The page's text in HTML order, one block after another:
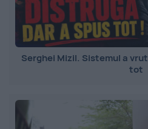
Serghei Mizil. Sistemul a
tot